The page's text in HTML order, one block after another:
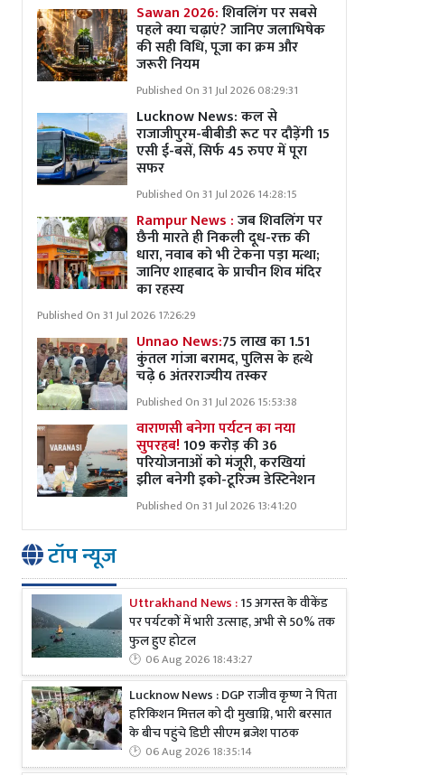
Sawan 2026:शिवलिंग पर सबसे
पहले क्या चढ़ाएं? जानिए जलाभिषेक
की सही विधि, पूजा का क्रम और
जरूरी नियम
Published On 31 Jul 2026 08:29:31
Lucknow News:कल से
राजाजीपुरम-बीबीडी रूट पर दौड़ेंगी 15
एसी ई-बसें, सिर्फ 45 रुपए में पूरा
सफर
Published On 31 Jul 2026 14:28:15
Rampur News :जब शिवलिंग पर
छैनी मारते ही निकली दूध-रक्त की
धारा, नवाब को भी टेकना पड़ा मत्था;
जानिए शाहबाद के प्राचीन शिव मंदिर
का रहस्य
Published On 31 Jul 2026 17:26:29
Unnao News:75 लाख का 1.51
कुंतल गांजा बरामद, पुलिस के हत्थे
चढ़े 6 अंतरराज्यीय तस्कर
Published On 31 Jul 2026 15:53:38
वाराणसी बनेगा पर्यटन का नया
सुपरहब!109 करोड़ की 36
परियोजनाओं को मंजूरी, करखियां
झील बनेगी इको-टूरिज्म डेस्टिनेशन
Published On 31 Jul 2026 13:41:20
टॉप न्यूज
Uttrakhand News :15 अगस्त के वीकेंड
पर पर्यटकों में भारी उत्साह, अभी से 50% तक
फुल हुए होटल
06 Aug 2026 18:43:27
Lucknow News : DGP राजीव कृष्ण ने पिता
हरिकिशन मित्तल को दी मुखाग्नि, भारी बरसात
के बीच पहुंचे डिप्टी सीएम ब्रजेश पाठक
06 Aug 2026 18:35:14